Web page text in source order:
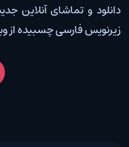
دانلود و تماشای آنلاین
زیرنویس فارسی چسبیده از